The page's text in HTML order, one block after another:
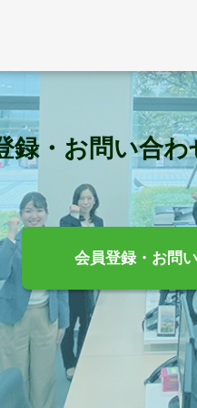
録・お問い合
会員登録・お問